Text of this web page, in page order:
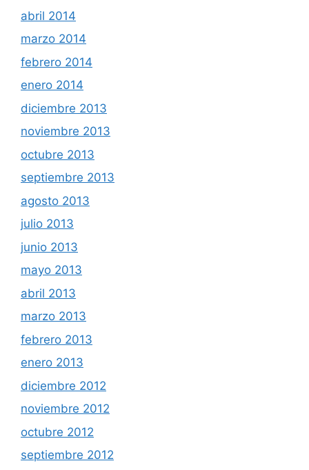
abril 2014
marzo 2014
febrero 2014
enero 2014
diciembre 2013
noviembre 2013
octubre 2013
septiembre 2013
agosto 2013
julio 2013
junio 2013
mayo 2013
abril 2013
marzo 2013
febrero 2013
enero 2013
diciembre 2012
noviembre 2012
octubre 2012
septiembre 2012